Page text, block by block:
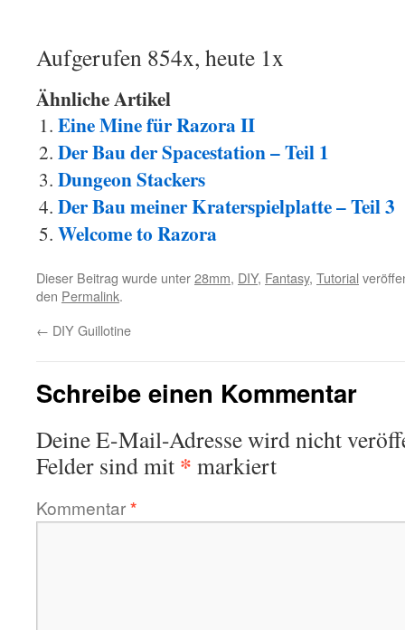
Aufgerufen 854x, heute 1x
Ähnliche Artikel
Eine Mine für Razora II
Der Bau der Spacestation – Teil 1
Dungeon Stackers
Der Bau meiner Kraterspielplatte – Teil 3
Welcome to Razora
Dieser Beitrag wurde unter28mm, DIY, Fantasy, Tutorial
den Permalink.
← DIY Guillotine
Schreibe einen Kommentar
Deine E-Mail-Adresse wird nicht
Felder sind mit * markiert
Kommentar*